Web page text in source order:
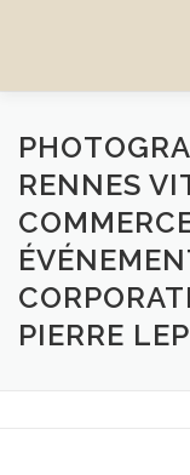
ACCUEIL
RÉSERVATION
RENNES
PIERRE